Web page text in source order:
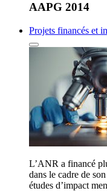
AAPG 2014
Projets financés et
L’ANR a financé
dans le cadre de
études d’impact